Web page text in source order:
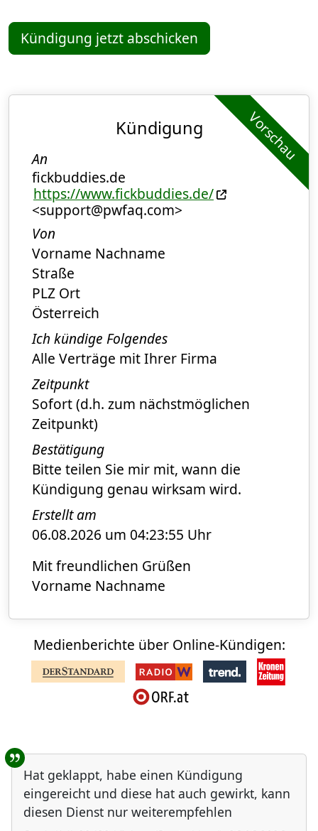
Kündigung jetzt abschicken
Vorschau
Kündigung
An
fickbuddies.de
https://www.fickbuddies.de/
<support@pwfaq.com>
Von
Vorname Nachname
Straße
PLZ Ort
Österreich
Ich kündige Folgendes
Alle Verträge mit Ihrer Firma
Zeitpunkt
Sofort (d.h. zum nächstmöglichen
Zeitpunkt)
Bestätigung
Bitte teilen Sie mir mit, wann die
Kündigung genau wirksam wird.
Erstellt am
06.08.2026 um 04:23:55 Uhr
Mit freundlichen Grüßen
Vorname Nachname
Medienberichte über Online-Kündigen:
Benutzer-Rückmeldungen
Hat geklappt, habe einen Kündigung
eingereicht und diese hat auch gewirkt, kann
diesen Dienst nur weiterempfehlen